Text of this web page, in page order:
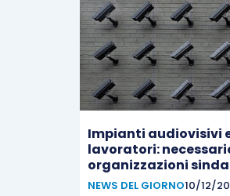
Impianti audiovisivi
lavoratori:
organizzazioni
NEWS DEL GIORNO10/12/